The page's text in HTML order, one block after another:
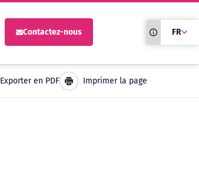
Contactez-nous
Traduction
siteFR
Exporter en PDF Imprimer la page